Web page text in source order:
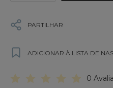
PARTILHAR
ADICIONAR À LISTA DE
0